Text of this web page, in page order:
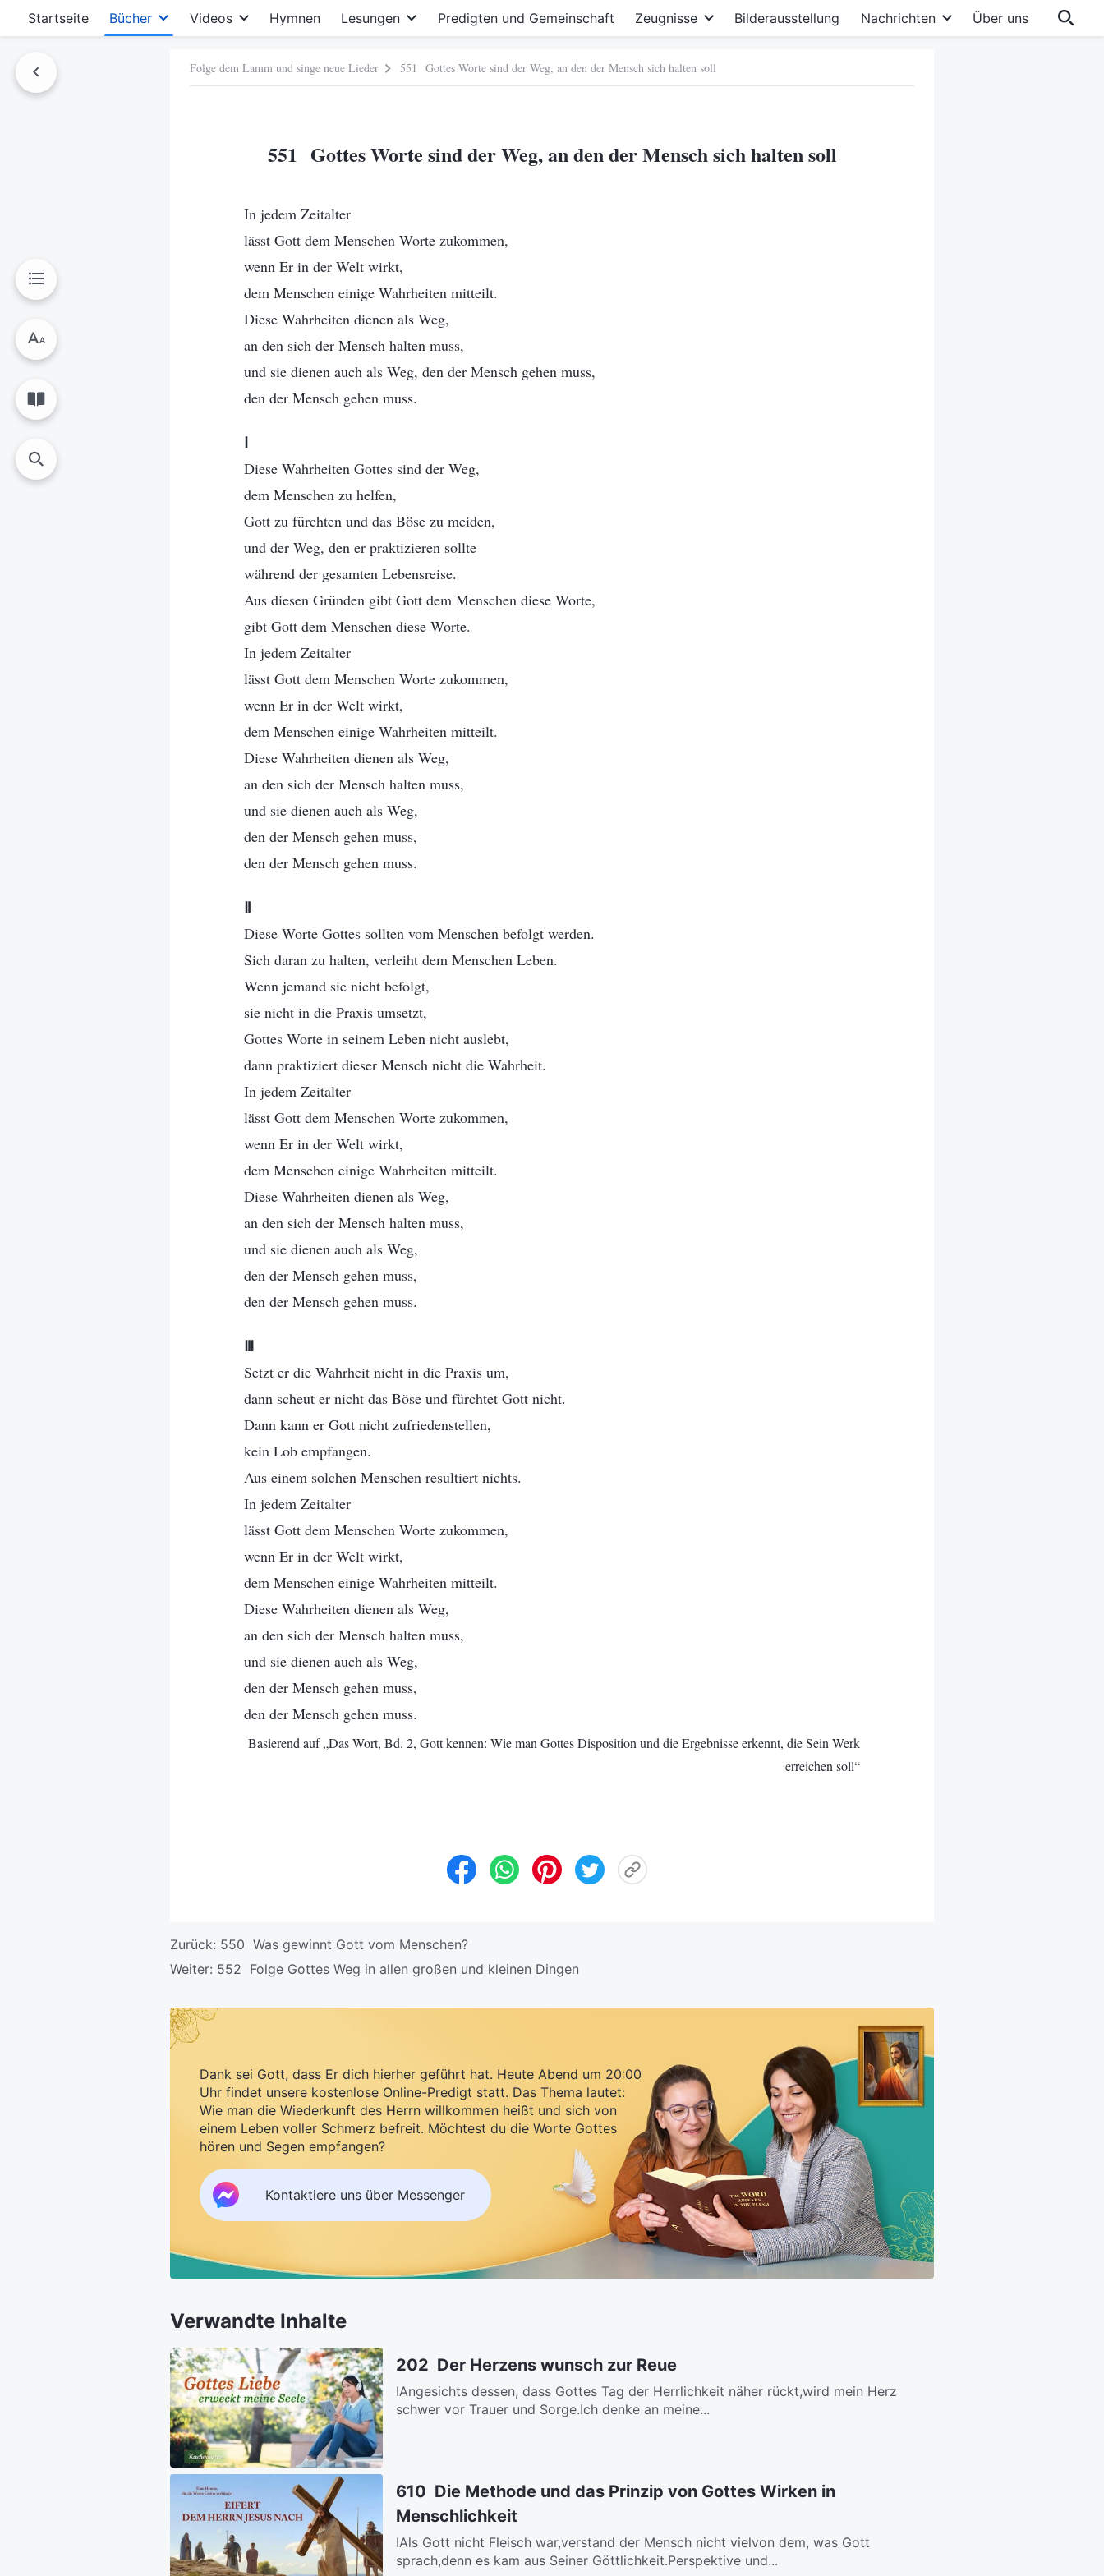
Startseite Bücher Videos Hymnen Lesungen Predigten und Gemeinschaft Zeugnisse Bilderausstellung Nachrichten Über uns
Folge dem Lamm und singe neue Lieder 551 Gottes Worte sind der Weg, an den der Mensch sich halten soll
551 Gottes Worte sind der Weg, an den der Mensch sich halten soll
In jedem Zeitalter
lässt Gott dem Menschen Worte zukommen,
wenn Er in der Welt wirkt,
dem Menschen einige Wahrheiten mitteilt.
Diese Wahrheiten dienen als Weg,
an den sich der Mensch halten muss,
und sie dienen auch als Weg, den der Mensch gehen muss,
den der Mensch gehen muss.
Ⅰ
Diese Wahrheiten Gottes sind der Weg,
dem Menschen zu helfen,
Gott zu fürchten und das Böse zu meiden,
und der Weg, den er praktizieren sollte
während der gesamten Lebensreise.
Aus diesen Gründen gibt Gott dem Menschen diese Worte,
gibt Gott dem Menschen diese Worte.
In jedem Zeitalter
lässt Gott dem Menschen Worte zukommen,
wenn Er in der Welt wirkt,
dem Menschen einige Wahrheiten mitteilt.
Diese Wahrheiten dienen als Weg,
an den sich der Mensch halten muss,
und sie dienen auch als Weg,
den der Mensch gehen muss,
den der Mensch gehen muss.
Ⅱ
Diese Worte Gottes sollten vom Menschen befolgt werden.
Sich daran zu halten, verleiht dem Menschen Leben.
Wenn jemand sie nicht befolgt,
sie nicht in die Praxis umsetzt,
Gottes Worte in seinem Leben nicht auslebt,
dann praktiziert dieser Mensch nicht die Wahrheit.
In jedem Zeitalter
lässt Gott dem Menschen Worte zukommen,
wenn Er in der Welt wirkt,
dem Menschen einige Wahrheiten mitteilt.
Diese Wahrheiten dienen als Weg,
an den sich der Mensch halten muss,
und sie dienen auch als Weg,
den der Mensch gehen muss,
den der Mensch gehen muss.
Ⅲ
Setzt er die Wahrheit nicht in die Praxis um,
dann scheut er nicht das Böse und fürchtet Gott nicht.
Dann kann er Gott nicht zufriedenstellen,
kein Lob empfangen.
Aus einem solchen Menschen resultiert nichts.
In jedem Zeitalter
lässt Gott dem Menschen Worte zukommen,
wenn Er in der Welt wirkt,
dem Menschen einige Wahrheiten mitteilt.
Diese Wahrheiten dienen als Weg,
an den sich der Mensch halten muss,
und sie dienen auch als Weg,
den der Mensch gehen muss,
den der Mensch gehen muss.
Basierend auf „Das Wort, Bd. 2, Gott kennen: Wie man Gottes Disposition und die Ergebnisse erkennt, die Sein Werk
erreichen soll“
Zurück: 550 Was gewinnt Gott vom Menschen?
Weiter: 552 Folge Gottes Weg in allen großen und kleinen Dingen
Dank sei Gott, dass Er dich hierher geführt hat. Heute Abend um 20:00
Uhr findet unsere kostenlose Online-Predigt statt. Das Thema lautet:
Wie man die Wiederkunft des Herrn willkommen heißt und sich von
einem Leben voller Schmerz befreit. Möchtest du die Worte Gottes
hören und Segen empfangen?
Kontaktiere uns über Messenger
Verwandte Inhalte
202 Der Herzens wunsch zur Reue
ⅠAngesichts dessen, dass Gottes Tag der Herrlichkeit näher rückt,wird mein Herz
schwer vor Trauer und Sorge.Ich denke an meine...
610 Die Methode und das Prinzip von Gottes Wirken in
Menschlichkeit
ⅠAls Gott nicht Fleisch war,verstand der Mensch nicht vielvon dem, was Gott
sprach,denn es kam aus Seiner Göttlichkeit.Perspektive und...